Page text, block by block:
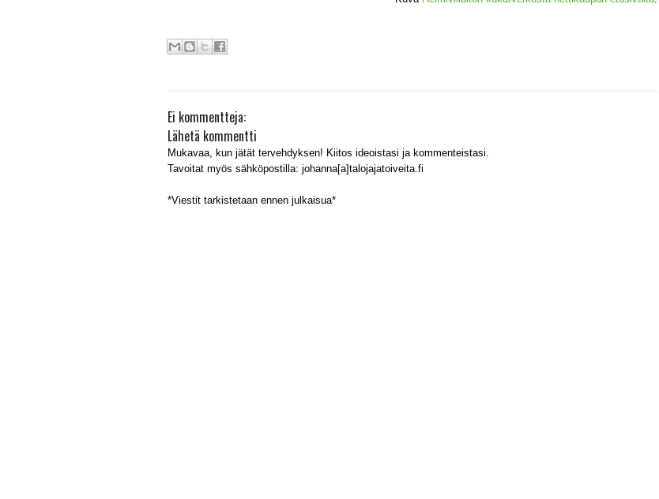
Ei kommentteja:
Lähetä kommentti
Mukavaa, kun jätät tervehdyksen! Kiitos ideoistasi ja kommenteistasi.
Tavoitat myös sähköpostilla: johanna[a]talojajatoiveita.fi
*Viestit tarkistetaan ennen julkaisua*